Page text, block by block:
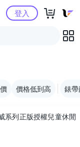
中心登入
價格低到高 錶
系列正版授權兒童休閒